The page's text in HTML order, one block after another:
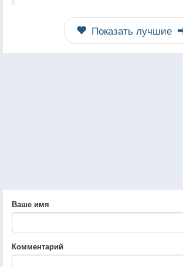
Показать лучшие
Ваше имя
Комментарий